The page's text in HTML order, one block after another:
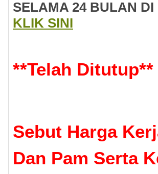
SELAMA 24 BULAN
KLIK SINI
**Telah Ditutup**
Sebut Harga
Dan Pam Serta